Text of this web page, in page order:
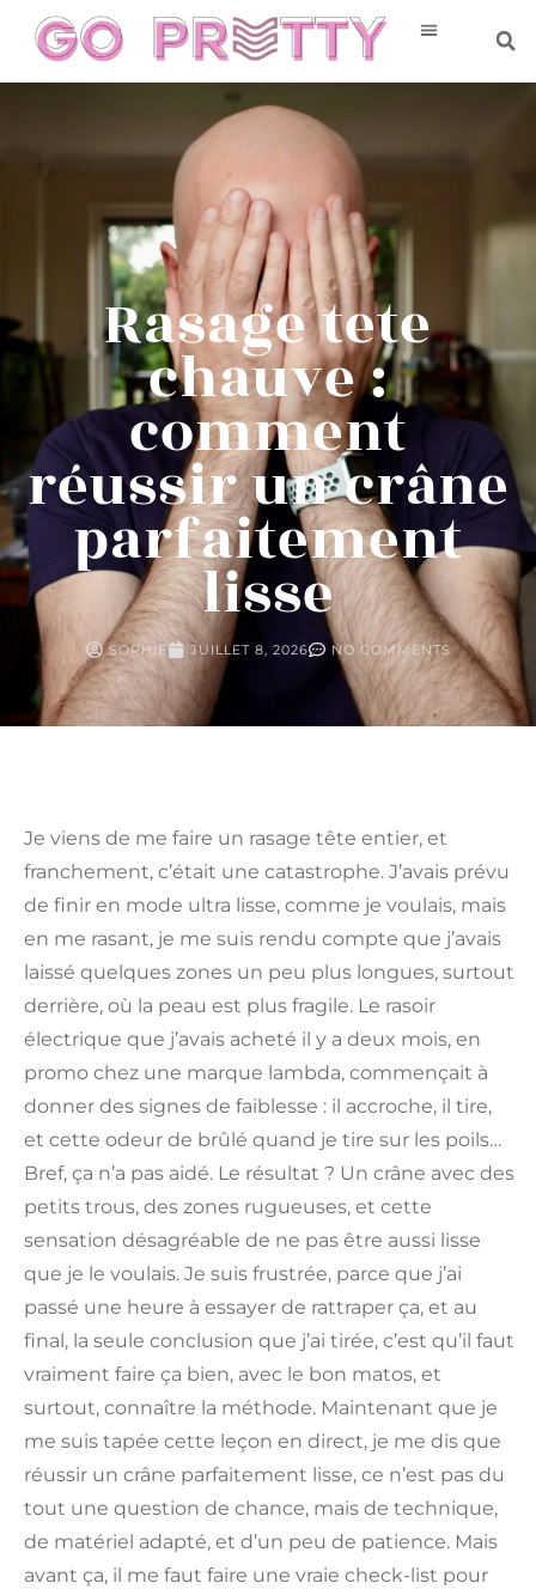
Rasage tete
chauve :
comment
réussir un crâne
parfaitement
lisse
SOPHIE JUILLET 8, 2026 NO COMMENTS
Je viens de me faire un rasage tête entier, et
franchement, c’était une catastrophe. J’avais prévu
de finir en mode ultra lisse, comme je voulais, mais
en me rasant, je me suis rendu compte que j’avais
laissé quelques zones un peu plus longues, surtout
derrière, où la peau est plus fragile. Le rasoir
électrique que j’avais acheté il y a deux mois, en
promo chez une marque lambda, commençait à
donner des signes de faiblesse : il accroche, il tire,
et cette odeur de brûlé quand je tire sur les poils…
Bref, ça n’a pas aidé. Le résultat ? Un crâne avec des
petits trous, des zones rugueuses, et cette
sensation désagréable de ne pas être aussi lisse
que je le voulais. Je suis frustrée, parce que j’ai
passé une heure à essayer de rattraper ça, et au
final, la seule conclusion que j’ai tirée, c’est qu’il faut
vraiment faire ça bien, avec le bon matos, et
surtout, connaître la méthode. Maintenant que je
me suis tapée cette leçon en direct, je me dis que
réussir un crâne parfaitement lisse, ce n’est pas du
tout une question de chance, mais de technique,
de matériel adapté, et d’un peu de patience. Mais
avant ça, il me faut faire une vraie check-list pour